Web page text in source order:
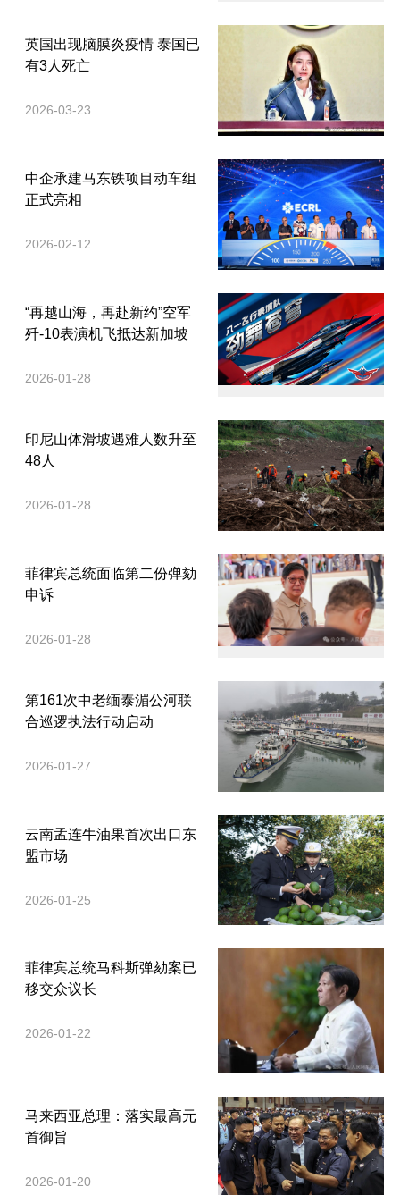
英国出现脑膜炎疫情 泰国已
有3人死亡
2026-03-23
中企承建马东铁项目动车组
正式亮相
2026-02-12
“再越山海，再赴新约”空军
歼-10表演机飞抵达新加坡
2026-01-28
印尼山体滑坡遇难人数升至
48人
2026-01-28
菲律宾总统面临第二份弹劾
申诉
2026-01-28
第161次中老缅泰湄公河联
合巡逻执法行动启动
2026-01-27
云南孟连牛油果首次出口东
盟市场
2026-01-25
菲律宾总统马科斯弹劾案已
移交众议长
2026-01-22
马来西亚总理：落实最高元
首御旨
2026-01-20